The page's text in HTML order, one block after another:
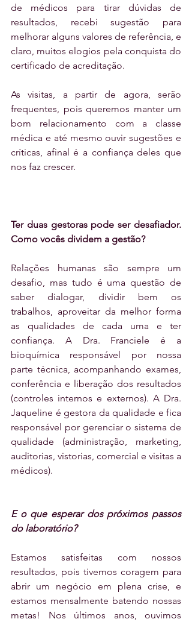
de médicos para tirar dúvidas de
resultados, recebi sugestão para
melhorar alguns valores de referência, e
claro, muitos elogios pela conquista do
certificado de acreditação.
As visitas, a partir de agora, serão
frequentes, pois queremos manter um
bom relacionamento com a classe
médica e até mesmo ouvir sugestões e
críticas, afinal é a confiança deles que
nos faz crescer.
Ter duas gestoras pode ser desafiador.
Como vocês dividem a gestão?
Relações humanas são sempre um
desafio, mas tudo é uma questão de
saber dialogar, dividir bem os
trabalhos, aproveitar da melhor forma
as qualidades de cada uma e ter
confiança. A Dra. Franciele é a
bioquímica responsável por nossa
parte técnica, acompanhando exames,
conferência e liberação dos resultados
(controles internos e externos). A Dra.
Jaqueline é gestora da qualidade e fica
responsável por gerenciar o sistema de
qualidade (administração, marketing,
auditorias, vistorias, comercial e visitas a
médicos).
E o que esperar dos próximos passos
do laboratório?
Estamos satisfeitas com nossos
resultados, pois tivemos coragem para
abrir um negócio em plena crise, e
estamos mensalmente batendo nossas
metas! Nos últimos anos, ouvimos